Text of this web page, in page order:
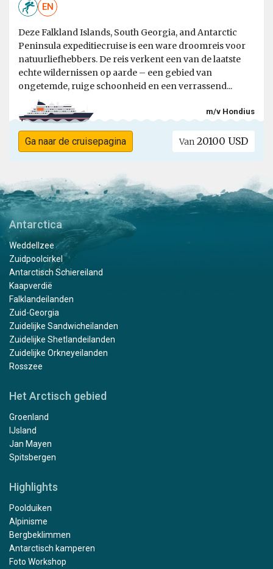
EN
Deze Falkland Islands, South Georgia, and Antarctic
Peninsula expeditiecruise is een ware droomreis voor
natuurliefhebbers. De reis verkent een van de laatste
echte wildernissen op aarde – een gebied van
ongetemde, ruige schoonheid en een verrassend...
m/v Hondius
Ga naar de cruisepagina Van 20100 USD
Antarctica
Weddellzee
Zuidpoolcirkel
Antarctisch Schiereiland
Kaapverdië
Falklandeilanden
Zuid-Georgia
Zuidelijke Sandwicheilanden
Zuidelijke Shetlandeilanden
Zuidelijke Orkneyeilanden
Rosszee
Het Arctisch gebied
Groenland
IJsland
Jan Mayen
Spitsbergen
Highlights
Poolduiken
Alpinisme
Bergbeklimmen
Antarctisch kamperen
Foto Workshop